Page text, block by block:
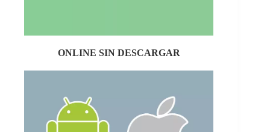
ONLINE SIN DESCARGAR